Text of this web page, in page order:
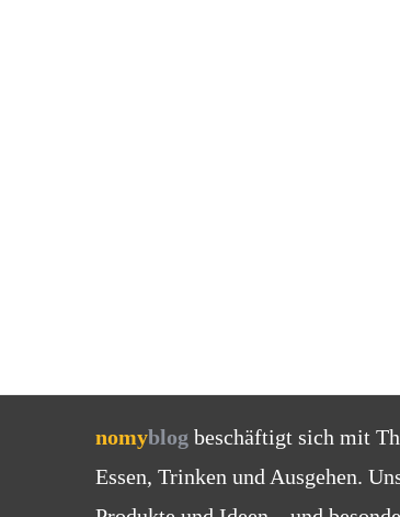
nomyblog beschäftigt sich mit
Essen, Trinken und Ausgehen.